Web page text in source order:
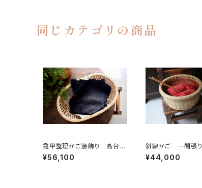
同じカテゴリの商品
亀甲整理かご籐飾り 高台付
き
¥56,100
斜線かご 一閑張り
¥44,000